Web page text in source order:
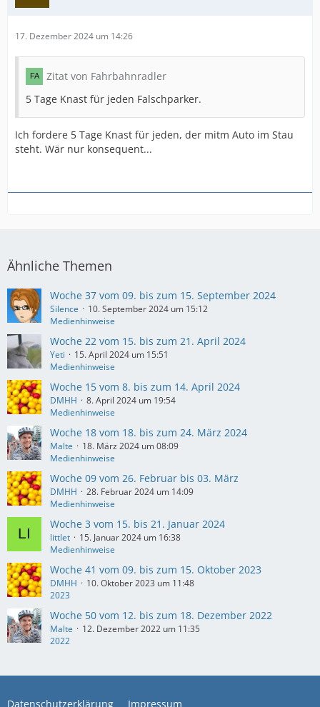
17. Dezember 2024 um 14:26
Zitat von Fahrbahnradler
5 Tage Knast für jeden Falschparker.
Ich fordere 5 Tage Knast für jeden, der mitm Auto im Stau
steht. Wär nur konsequent...
Ähnliche Themen
Woche 37 vom 09. bis zum 15. September 2024
Silence
10. September 2024 um 15:12
Medienhinweise
Woche 22 vom 15. bis zum 21. April 2024
Yeti
15. April 2024 um 15:51
Medienhinweise
Woche 15 vom 8. bis zum 14. April 2024
DMHH
8. April 2024 um 19:54
Medienhinweise
Woche 18 vom 18. bis zum 24. März 2024
Malte
18. März 2024 um 08:09
Medienhinweise
Woche 09 vom 26. Februar bis 03. März
DMHH
28. Februar 2024 um 14:09
Medienhinweise
Woche 3 vom 15. bis 21. Januar 2024
littlet
15. Januar 2024 um 16:38
Medienhinweise
Woche 41 vom 09. bis zum 15. Oktober 2023
DMHH
10. Oktober 2023 um 11:48
2023
Woche 50 vom 12. bis zum 18. Dezember 2022
Malte
12. Dezember 2022 um 11:35
2022
Datenschutzerklärung Impressum